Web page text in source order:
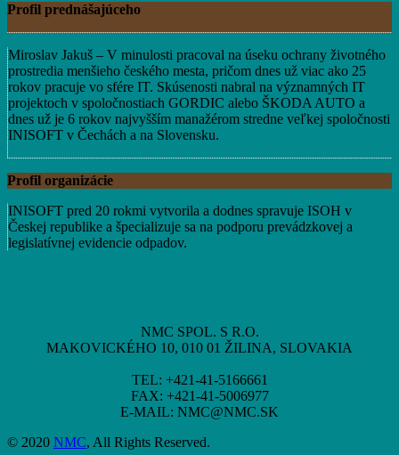
Profil prednášajúceho
Miroslav Jakuš – V minulosti pracoval na úseku ochrany životného
prostredia menšieho českého mesta, pričom dnes už viac ako 25
rokov pracuje vo sfére IT. Skúsenosti nabral na významných IT
projektoch v spoločnostiach GORDIC alebo ŠKODA AUTO a
dnes už je 6 rokov najvyšším manažérom stredne veľkej spoločnosti
INISOFT v Čechách a na Slovensku.
Profil organizácie
INISOFT pred 20 rokmi vytvorila a dodnes spravuje ISOH v
Českej republike a špecializuje sa na podporu prevádzkovej a
legislatívnej evidencie odpadov.
NMC SPOL. S R.O.
MAKOVICKÉHO 10, 010 01 ŽILINA, SLOVAKIA
TEL: +421-41-5166661
FAX: +421-41-5006977
E-MAIL: NMC@NMC.SK
© 2020 NMC, All Rights Reserved.